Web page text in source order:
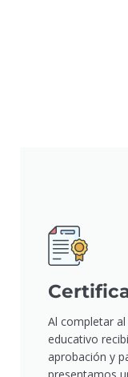
Al completar
educativo
aprobación y